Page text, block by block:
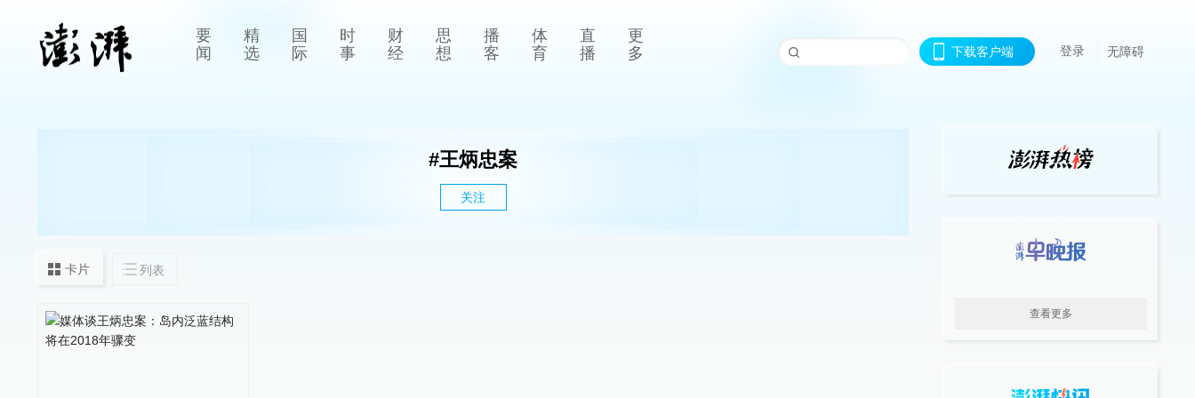
要
闻
精
选
国
际
时
事
财
经
思
想
播
客
体
育
直
播
更
多
下载客户端 登录 无障碍
#王炳忠案
关注
卡片 列表
查看更多